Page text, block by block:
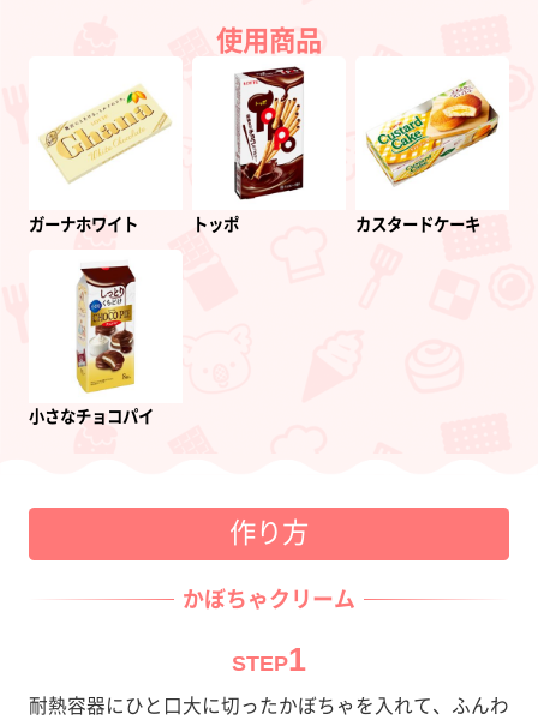
使用商品
ガーナホワイト トッポ カスタードケーキ
小さなチョコパイ
作り方
かぼちゃクリーム
STEP1
耐熱容器にひと口大に切ったかぼちゃを入れて、ふんわ